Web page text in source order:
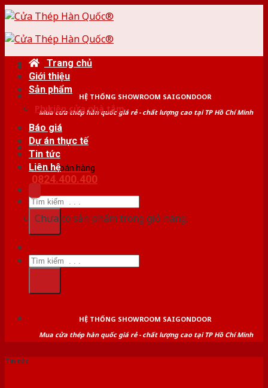
Skip
content
HỆ THỐNG SHOWROOM SAIGONDOOR
Mua cửa thép hàn quốc giá rẻ - chất lượng cao tại TP Hồ Chí Minh
Tư vấn bán hàng
0824.400.400
Tìm
kiếm:
Trang chủ
Giới thiệu
Sản phẩm
Phụ kiện cửa nhà tắm
Báo giá
Dự án thực tế
Tin tức
Liên hệ
Chưa có sản phẩm trong giỏ hàng.
Tìm
kiếm:
HỆ THỐNG SHOWROOM SAIGONDOOR
Mua cửa thép hàn quốc giá rẻ - chất lượng cao tại TP Hồ Chí Minh
Tin tức